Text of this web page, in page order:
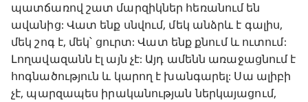
պատճառով շատ մարզիկներ հեռանում են
ավանից: Վատ ենք սնվում, մեկ անձրև է գալիս,
մեկ շոգ է, մեկ՝ ցուրտ: Վատ ենք քնում և ուտում:
Լողավազանն էլ այն չէ: Այդ ամենն առաջացնում է
հոգնածություն և կարող է խանգարել: Սա ալիբի
չէ, պարզապես իրականության ներկայացում,